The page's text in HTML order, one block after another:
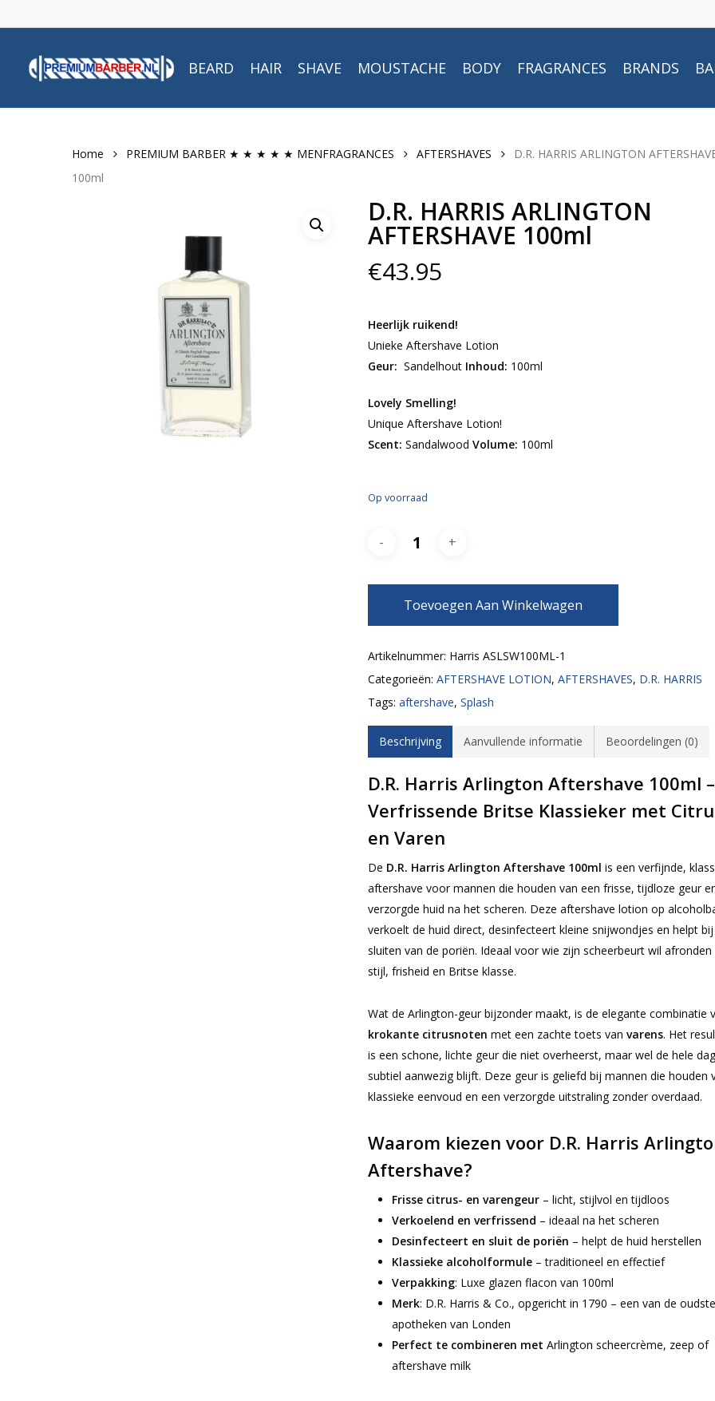
to
content
BEARD HAIR SHAVE MOUSTACHE BODY FRAGRANCES BRANDS
Home PREMIUM BARBER ★ ★ ★ ★ ★ MENFRAGRANCES AFTERSHAVES
D.R. HARRIS ARLINGTON
100ml
D.R. HARRIS ARLINGTON
AFTERSHAVE 100ml
€43.95
Heerlijk ruikend!
Unieke Aftershave Lotion
Geur: Sandelhout Inhoud: 100ml
Lovely Smelling!
Unique Aftershave Lotion!
Scent: Sandalwood Volume: 100ml
Op voorraad
Toevoegen Aan Winkelwagen
Artikelnummer: Harris ASLSW100ML-1
Categorieën: AFTERSHAVE LOTION, AFTERSHAVES, D.R. HARRIS
Tags: aftershave, Splash
Beschrijving Aanvullende informatie Beoordelingen (0)
D.R. Harris Arlington Aftershave 100ml –
Verfrissende Britse Klassieker met
en Varen
De D.R. Harris Arlington Aftershave 100ml is een verfijnde,
aftershave voor mannen die houden van een frisse, tijdloze geur
verzorgde huid na het scheren. Deze aftershave lotion op
verkoelt de huid direct, desinfecteert kleine snijwondjes en helpt
sluiten van de poriën. Ideaal voor wie zijn scheerbeurt wil
stijl, frisheid en Britse klasse.
Wat de Arlington-geur bijzonder maakt, is de elegante combinatie
krokante citrusnoten met een zachte toets van varens. Het
is een schone, lichte geur die niet overheerst, maar wel de hele dag
subtiel aanwezig blijft. Deze geur is geliefd bij mannen die houden
klassieke eenvoud en een verzorgde uitstraling zonder overdaad.
Waarom kiezen voor D.R. Harris
Aftershave?
Frisse citrus- en varengeur– licht, stijlvol en tijdloos
Verkoelend en verfrissend – ideaal na het scheren
Desinfecteert en sluit de poriën – helpt de huid herstellen
Klassieke alcoholformule– traditioneel en effectief
Verpakking: Luxe glazen flacon van 100ml
Merk: D.R. Harris & Co., opgericht in 1790 – een van de oudste
apotheken van Londen
Perfect te combineren met Arlington scheercrème, zeep of
aftershave milk